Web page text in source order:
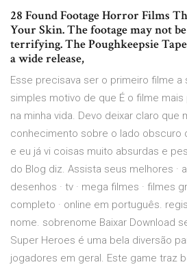
28 Found Footage Horror Films
Your Skin. The footage may not
terrifying. The Poughkeepsie
a wide release,
Esse precisava ser o primeiro filme
simples motivo de que É o filme
na minha vida. Devo deixar claro que
conhecimento sobre o lado obscuro
e eu já vi coisas muito absurdas e
do Blog diz. Assista seus melhores ·
desenhos · tv · mega filmes · filmes
completo · online em português.
nome. sobrenome Baixar Download
Super Heroes é uma bela diversão
jogadores em geral. Este game traz